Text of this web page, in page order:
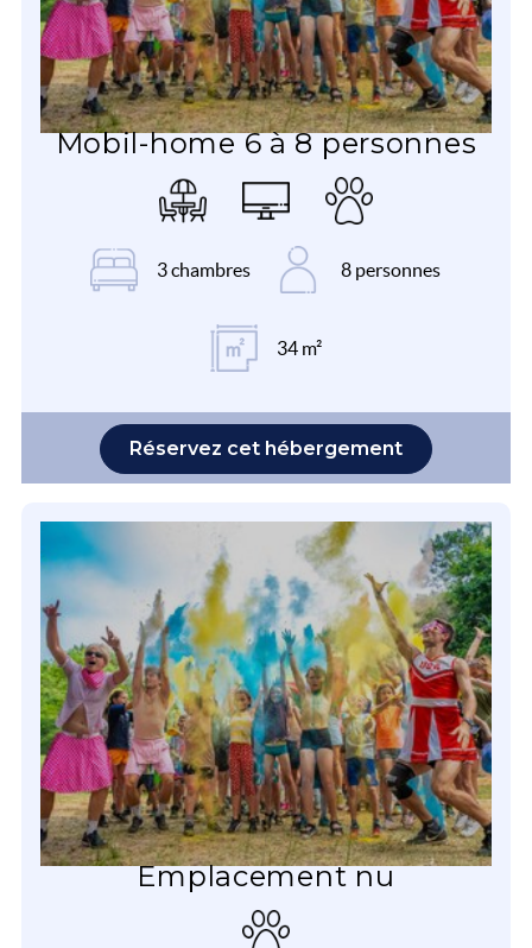
Mobil-home 6 à 8 personnes
3 chambres 8 personnes
34 m²
Réservez cet hébergement
Emplacement nu